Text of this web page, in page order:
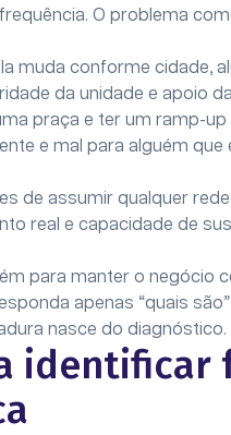
O problema
muda conforme cidade,
da unidade e apoio
praça e ter um ramp-up
e mal para alguém
de assumir qualquer
real e capacidade de
para manter o negócio
apenas “quais
nasce do diagnóstico.
identificar